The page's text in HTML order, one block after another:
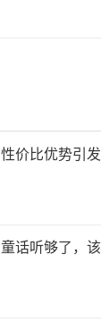
价比优势引发
话听够了，该